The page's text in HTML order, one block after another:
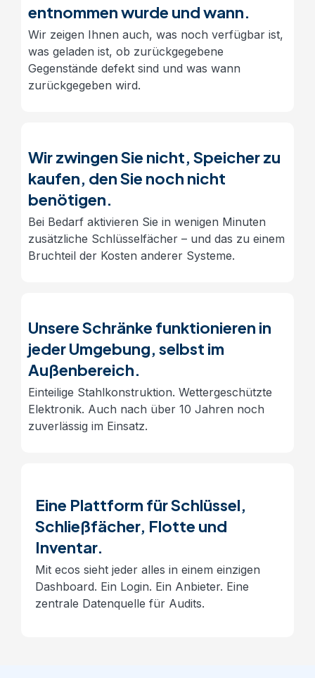
entnommen wurde und wann.
Wir zeigen Ihnen auch, was noch verfügbar ist,
was geladen ist, ob zurückgegebene
Gegenstände defekt sind und was wann
zurückgegeben wird.
Wir zwingen Sie nicht, Speicher zu
kaufen, den Sie noch nicht
benötigen.
Bei Bedarf aktivieren Sie in wenigen Minuten
zusätzliche Schlüsselfächer – und das zu einem
Bruchteil der Kosten anderer Systeme.
Unsere Schränke funktionieren in
jeder Umgebung, selbst im
Außenbereich.
Einteilige Stahlkonstruktion. Wettergeschützte
Elektronik. Auch nach über 10 Jahren noch
zuverlässig im Einsatz.
Eine Plattform für Schlüssel,
Schließfächer, Flotte und
Inventar.
Mit ecos sieht jeder alles in einem einzigen
Dashboard. Ein Login. Ein Anbieter. Eine
zentrale Datenquelle für Audits.